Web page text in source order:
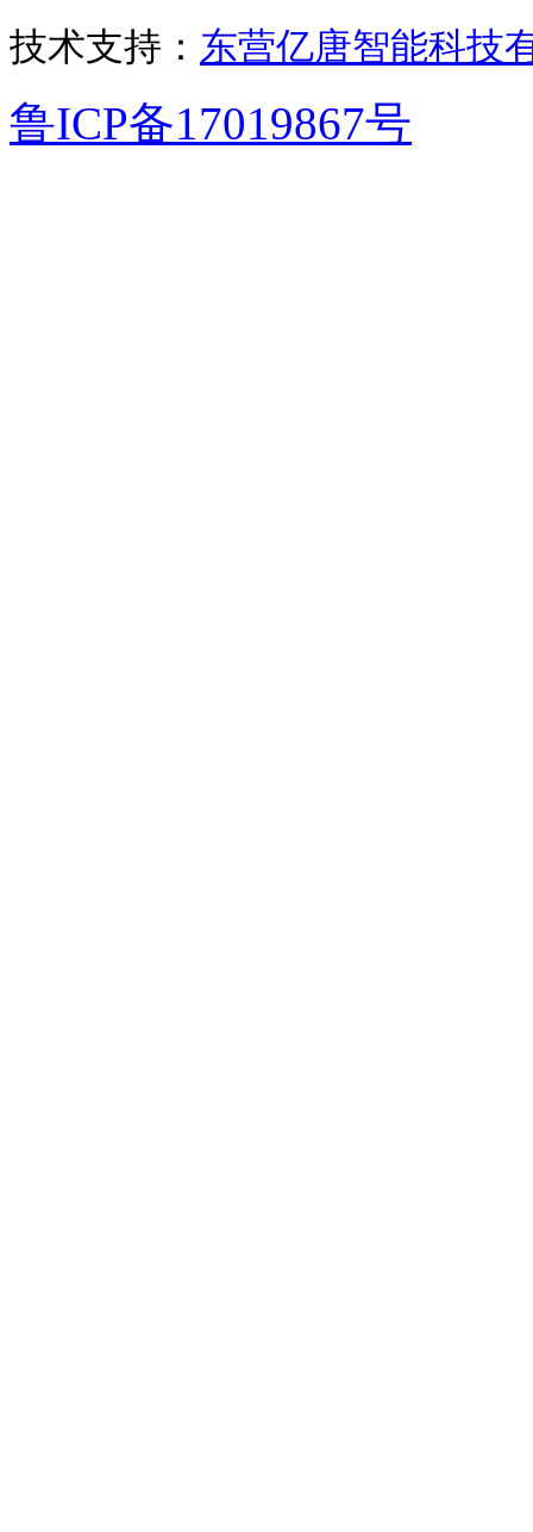
技术支持： 东营亿唐智能科技
鲁ICP备17019867号